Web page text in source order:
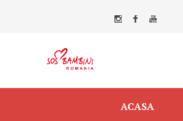
ACASA